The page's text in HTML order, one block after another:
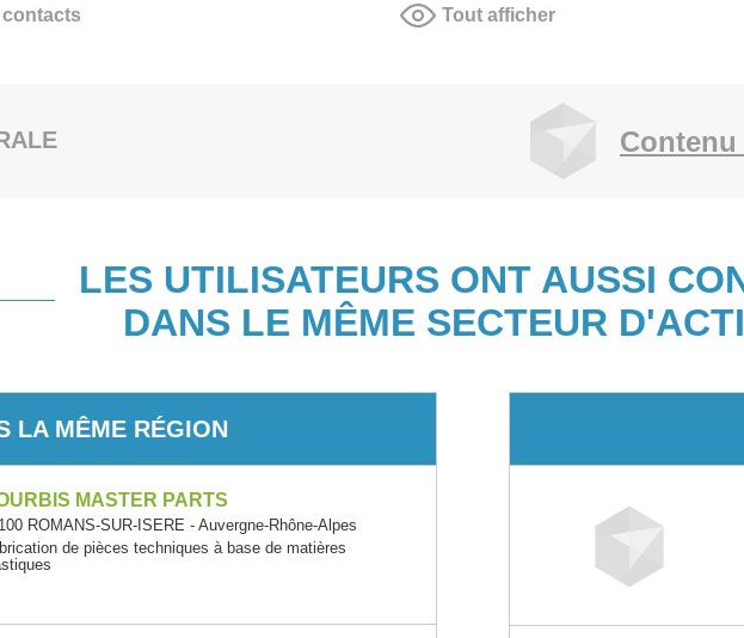
Tout afficher
LES UTILISATEURS ONT AUSSI
DANS LE MÊME SECTEUR
LA MÊME RÉGION
MASTER PARTS
ROMANS-SUR-ISERE - Auvergne-Rhône-Alpes
de pièces techniques à base de matières